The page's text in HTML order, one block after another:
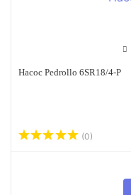
Насос Pedrollo 6SR18/4-P
(0)